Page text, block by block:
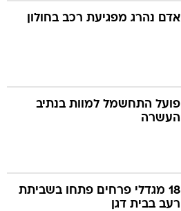
אדם נהרג מפגיעת רכב בחולון
פועל התחשמל למוות בנתיב
העשרה
18 מגדלי פרחים פתחו בשביתת
רעב בבית דגן